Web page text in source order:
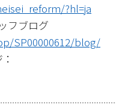
?hl=ja
フブログ
SP00000612/blog/